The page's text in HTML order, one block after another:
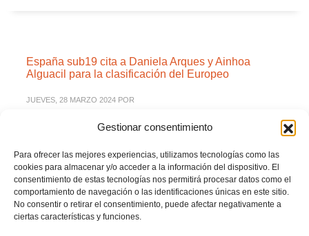
Gestionar consentimiento
Para ofrecer las mejores experiencias, utilizamos tecnologías como las
cookies para almacenar y/o acceder a la información del dispositivo. El
consentimiento de estas tecnologías nos permitirá procesar datos como el
comportamiento de navegación o las identificaciones únicas en este sitio.
No consentir o retirar el consentimiento, puede afectar negativamente a
ciertas características y funciones.
España sub19 cita a Daniela Arques y Ainhoa
Alguacil para la clasificación del Europeo
JUEVES, 28 MARZO 2024 POR